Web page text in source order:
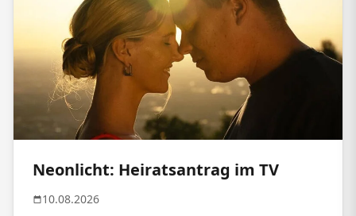
Neonlicht: Heiratsantrag im TV
10.08.2026